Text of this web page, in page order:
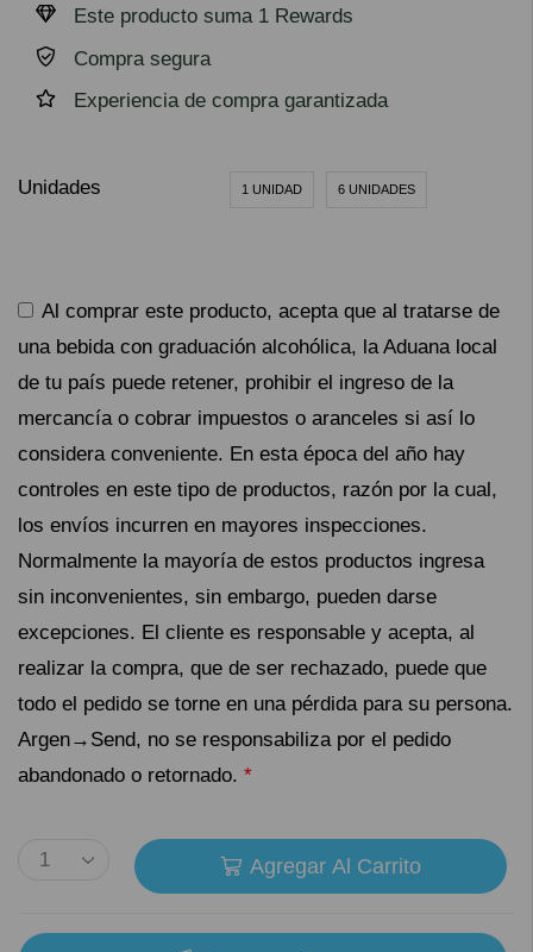
Este producto suma 1 Rewards
Compra segura
Experiencia de compra garantizada
Unidades 1 UNIDAD 6 UNIDADES
Al comprar este producto, acepta que al tratarse de
una bebida con graduación alcohólica, la Aduana local
de tu país puede retener, prohibir el ingreso de la
mercancía o cobrar impuestos o aranceles si así lo
considera conveniente. En esta época del año hay
controles en este tipo de productos, razón por la cual,
los envíos incurren en mayores inspecciones.
Normalmente la mayoría de estos productos ingresa
sin inconvenientes, sin embargo, pueden darse
excepciones. El cliente es responsable y acepta, al
realizar la compra, que de ser rechazado, puede que
todo el pedido se torne en una pérdida para su persona.
Argen→Send, no se responsabiliza por el pedido
abandonado o retornado. *
Agregar Al Carrito